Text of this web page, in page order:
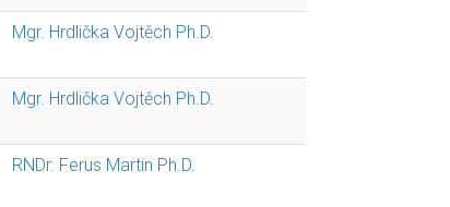
Mgr. Hrdlička Vojtěch Ph.D.
Mgr. Hrdlička Vojtěch Ph.D.
RNDr. Ferus Martin Ph.D.